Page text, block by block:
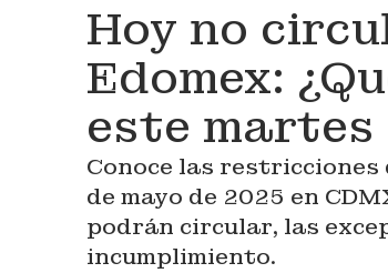
Hoy no
Edomex:
este martes
Conoce las restricciones
de mayo de 2025 en
podrán circular, las
incumplimiento.